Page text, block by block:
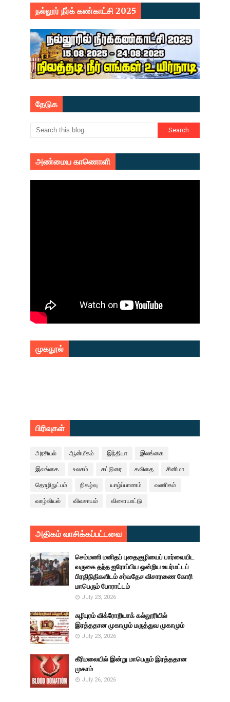
நல்லூர் நீர்க் கண்காட்சி 2025
தேடுக
அண்மைய காணொளி
முகநூல்
பிரிவுகள்
அரசியல் ஆன்மீகம் இந்தியா இலங்கை
இலங்கை. உலகம் கட்டுரை கவிதை சினிமா
தொழிநுட்பம் நிகழ்வு யாழ்ப்பாணம் வணிகம்
வாழ்வியல் விவசாயம் விளையாட்டு
அதிகம் வாசிக்கப்பட்டவை
செம்மணி மனிதப் புதைகுழியைப் பார்வையிட
வருகை தந்த ஐரோப்பிய ஒன்றிய உயர்மட்டப்
பிரதிநிதிகளிடம் சர்வதேச விசாரணை கோரி
மாபெரும் போராட்டம்
July 23, 2026
சுழிபுரம் விக்ரோறியாக் கல்லூரியில்
இரத்ததான முகாமும் மருத்துவ முகாமும்
July 23, 2026
கீரிமலையில் இன்று மாபெரும் இரத்ததான
முகாம்
July 26, 2026